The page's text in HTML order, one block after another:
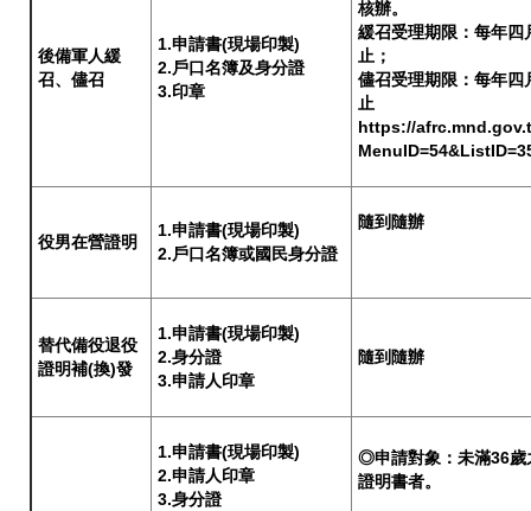
後備軍人緩
召、儘召
1.申請書(現場印製)
2.戶口名簿及身分證
3.印章
核辦。
緩召受理期限：每年四
止；
儘召受理期限：每年四
止
https://
役男在營證明
1.申請書(現場印製)
2.戶口名簿或國民身分證
隨到隨辦
替代備役退役
證明補(換)發
1.申請書(現場印製)
2.身分證
3.申請人印章
隨到隨辦
1.申請書(現場印製)
2.申請人印章
3.身分證
◎申請對象：未滿36歲
證明書者。